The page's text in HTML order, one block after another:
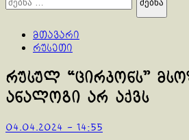
მთავარი
რუსეთი
რუსულ “ცირკონს”
ანალოგი არ აქვს
04.04.2024 - 14:55